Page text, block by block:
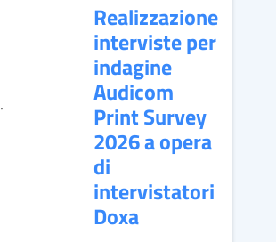
Realizzazione
interviste per
indagine
Audicom
Print Survey
2026 a opera
di
intervistatori
Doxa